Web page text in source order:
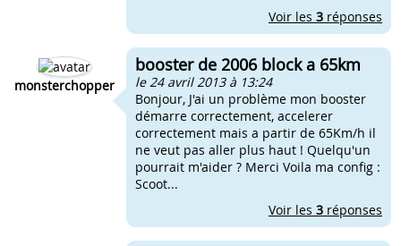
Voir les 3 réponses
monsterchopper
booster de 2006 block a 65km
le 24 avril 2013 à 13:24
Bonjour, J'ai un problème mon booster
démarre correctement, accelerer
correctement mais a partir de 65Km/h il
ne veut pas aller plus haut ! Quelqu'un
pourrait m'aider ? Merci Voila ma config :
Scoot...
Voir les 3 réponses